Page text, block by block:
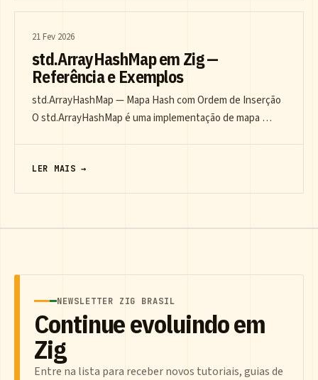
21 Fev 2026
std.ArrayHashMap em Zig —
Referência e Exemplos
std.ArrayHashMap — Mapa Hash com Ordem de Inserção
O std.ArrayHashMap é uma implementação de mapa …
LER MAIS →
NEWSLETTER ZIG BRASIL
Continue evoluindo em
Zig
Entre na lista para receber novos tutoriais, guias de